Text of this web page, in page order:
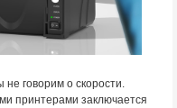
не говорим о скорости.
принтерами заключается